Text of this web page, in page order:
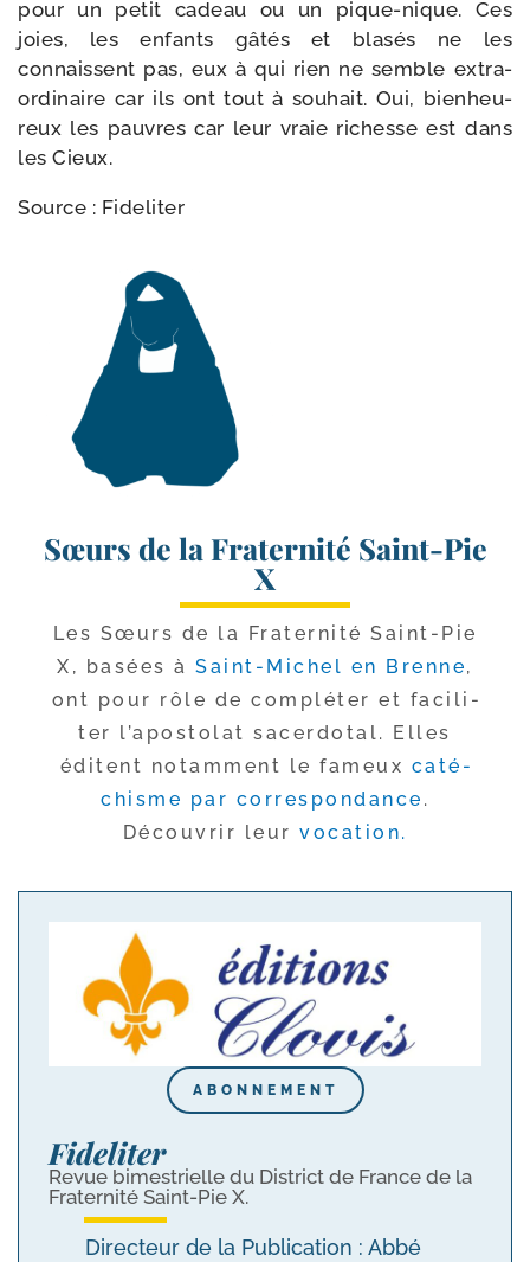
pour un petit cadeau ou un pique-​nique. Ces
joies, les enfants gâtés et bla­sés ne les
connaissent pas, eux à qui rien ne semble extra­
or­di­naire car ils ont tout à sou­hait. Oui, bien­heu­
reux les pauvres car leur vraie richesse est dans
les Cieux.
Source : Fideliter
Sœurs de la Fraternité Saint-Pie
X
Les Sœurs de la Fraternité Saint-​Pie
X, basées àSaint-​Michel en Brenne,
ont pour rôle de com­plé­ter et faci­li­
ter l’apostolat sacer­do­tal. Elles
éditent notam­ment le fameux caté­
chisme par cor­res­pon­dance .
Découvrir leur voca­tion.
ABONNEMENT
Fideliter
Revue bimestrielle du District de France de la
Fraternité Saint-Pie X.
Directeur de la Publication : Abbé